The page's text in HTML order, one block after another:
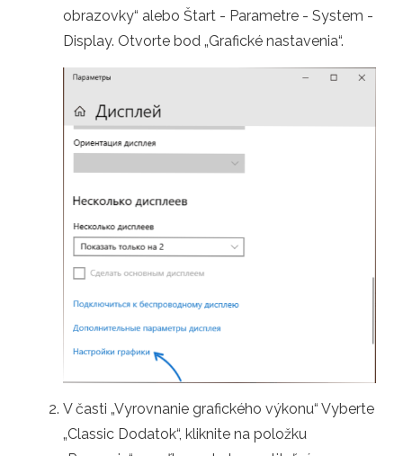
obrazovky“ alebo Štart - Parametre - System -
Display. Otvorte bod „Grafické nastavenia“.
V časti „Vyrovnanie grafického výkonu“ Vyberte
„Classic Dodatok“, kliknite na položku